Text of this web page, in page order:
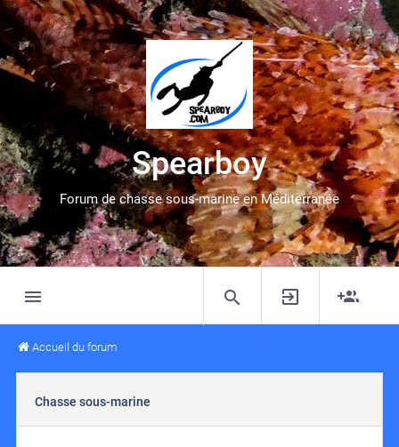
Spearboy
Forum de chasse sous-marine en Méditerranée
Accueil du forum
Chasse sous-marine